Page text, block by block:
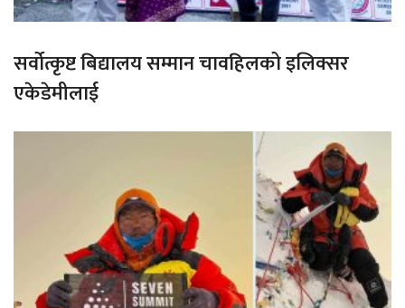
सर्वोत्कृष्ट बिद्यालय सम्मान चावहिलको इलिक्सर
एकेडेमीलाई